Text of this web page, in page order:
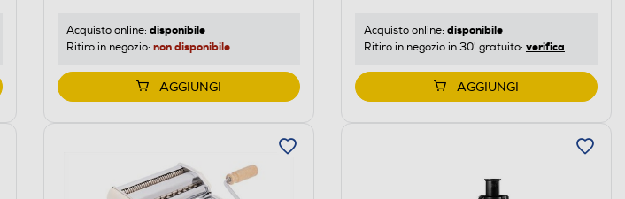
Acquisto online: disponibile
Ritiro in negozio: non disponibile
AGGIUNGI
Acquisto online: disponibile
Ritiro in negozio in 30' gratuito: verifica
AGGIUNGI